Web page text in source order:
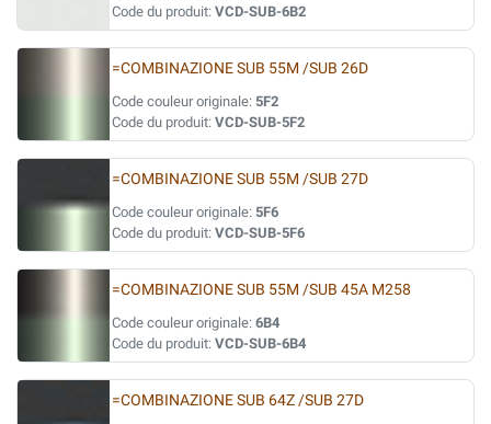
Code du produit: VCD-SUB-6B2
=COMBINAZIONE SUB 55M /SUB 26D
Code couleur originale: 5F2
Code du produit: VCD-SUB-5F2
=COMBINAZIONE SUB 55M /SUB 27D
Code couleur originale: 5F6
Code du produit: VCD-SUB-5F6
=COMBINAZIONE SUB 55M /SUB 45A M258
Code couleur originale: 6B4
Code du produit: VCD-SUB-6B4
=COMBINAZIONE SUB 64Z /SUB 27D